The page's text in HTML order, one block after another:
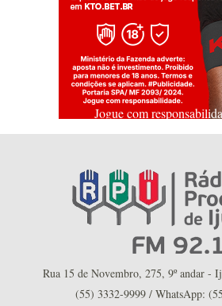
Jogue com
Rua 15 de Novembro, 275, 9º andar -
(55) 3332-9999 / WhatsApp: